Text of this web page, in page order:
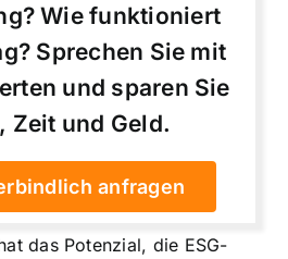
Wie funktioniert
Sprechen Sie mit
und sparen Sie
Zeit und Geld.
anfragen
das Potenzial, die ESG-